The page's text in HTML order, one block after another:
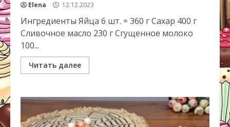
Elena 12.12.2023
Ингредиенты Яйца 6 шт. = 360 г Сахар 400 г
Сливочное масло 230 г Сгущенное молоко
100...
Читать далее